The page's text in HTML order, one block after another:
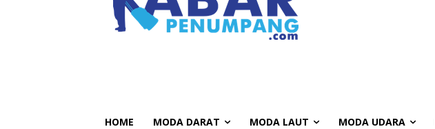
HOME MODA DARAT MODA LAUT MODA UDARA